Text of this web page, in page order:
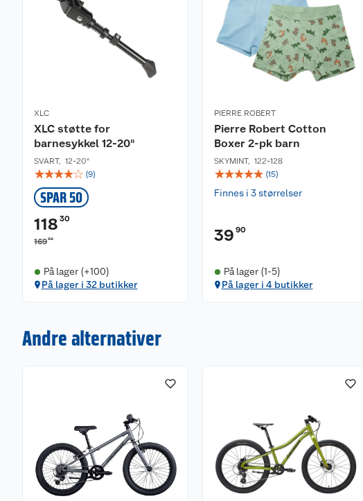
XLC
XLC støtte for
barnesykkel 12-20"
SVART, 12-20"
☆☆☆☆☆ (9)
SPAR 50
118 30
16900
På lager (+100)
På lager i 32 butikker
PIERRE ROBERT
Pierre Robert Cotton
Boxer 2-pk barn
SKYMINT, 122-128
☆☆☆☆☆ (15)
Finnes i 3 størrelser
39 90
På lager (1-5)
På lager i 4 butikker
Andre alternativer